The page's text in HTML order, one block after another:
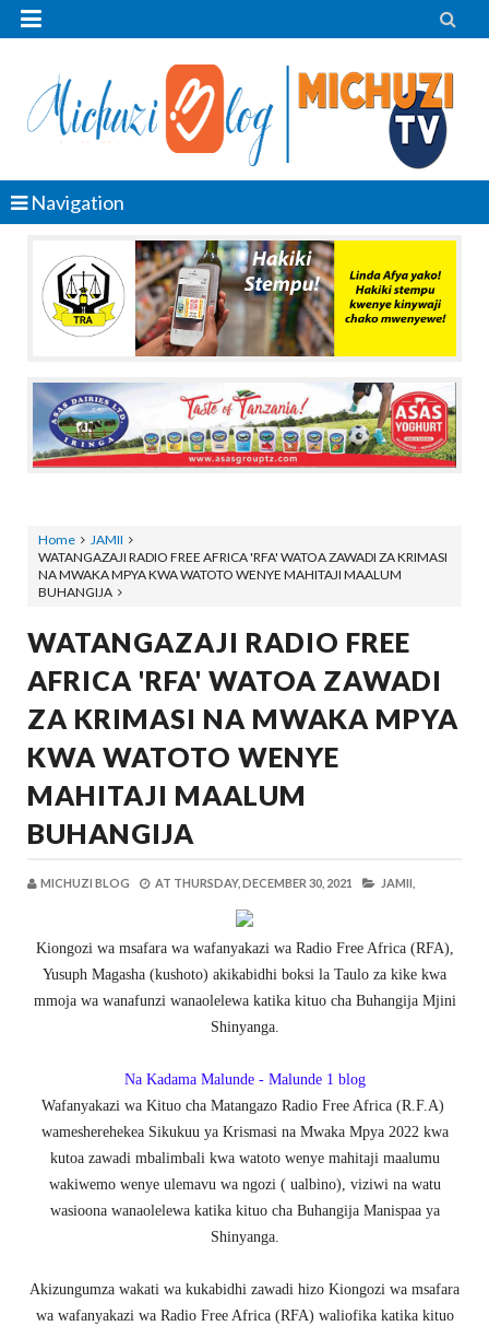
 
Navigation
Home
JAMII
WATANGAZAJI RADIO FREE AFRICA 'RFA' WATOA ZAWADI ZA KRIMASI
NA MWAKA MPYA KWA WATOTO WENYE MAHITAJI MAALUM
BUHANGIJA
WATANGAZAJI RADIO FREE
AFRICA 'RFA' WATOA ZAWADI
ZA KRIMASI NA MWAKA MPYA
KWA WATOTO WENYE
MAHITAJI MAALUM
BUHANGIJA
MICHUZI BLOG AT THURSDAY, DECEMBER 30, 2021 JAMII,
Kiongozi wa msafara wa wafanyakazi wa Radio Free Africa (RFA),
Yusuph Magasha (kushoto) akikabidhi boksi la Taulo za kike kwa
mmoja wa wanafunzi wanaolelewa katika kituo cha Buhangija Mjini
Shinyanga.
Na Kadama Malunde - Malunde 1 blog
Wafanyakazi wa Kituo cha Matangazo Radio Free Africa (R.F.A)
wamesherehekea Sikukuu ya Krismasi na Mwaka Mpya 2022 kwa
kutoa zawadi mbalimbali kwa watoto wenye mahitaji maalumu
wakiwemo wenye ulemavu wa ngozi ( ualbino), viziwi na watu
wasioona wanaolelewa katika kituo cha Buhangija Manispaa ya
Shinyanga.
Akizungumza wakati wa kukabidhi zawadi hizo Kiongozi wa msafara
wa wafanyakazi wa Radio Free Africa (RFA) waliofika katika kituo